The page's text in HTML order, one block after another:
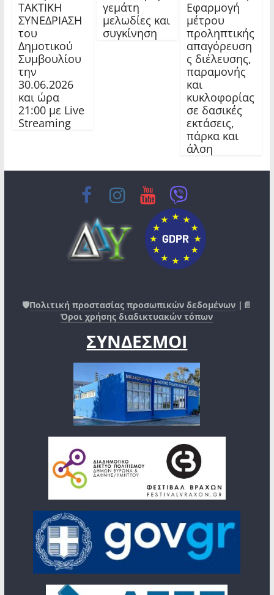
ΤΑΚΤΙΚΗ
ΣΥΝΕΔΡΙΑΣΗ
του
Δημοτικού
Συμβουλίου
την
30.06.2026
και ώρα
21:00 με Live
Streaming
γεμάτη
μελωδίες και
συγκίνηση
Εφαρμογή
μέτρου
προληπτικής
απαγόρευση
ς διέλευσης,
παραμονής
και
κυκλοφορίας
σε δασικές
εκτάσεις,
πάρκα και
άλση
🛡️Πολιτική προστασίας προσωπικών δεδομένων |📄
Όροι χρήσης διαδικτυακών τόπων
ΣΥΝΔΕΣΜΟΙ